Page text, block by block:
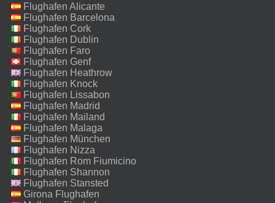
Flughafen Alicante
Flughafen Barcelona
Flughafen Cork
Flughafen Dublin
Flughafen Faro
Flughafen Genf
Flughafen Heathrow
Flughafen Knock
Flughafen Lissabon
Flughafen Madrid
Flughafen Mailand
Malpensa
Flughafen Malaga
Flughafen München
Flughafen Nizza
Flughafen Rom Fiumicino
Flughafen Shannon
Flughafen Stansted
Girona Flughafen